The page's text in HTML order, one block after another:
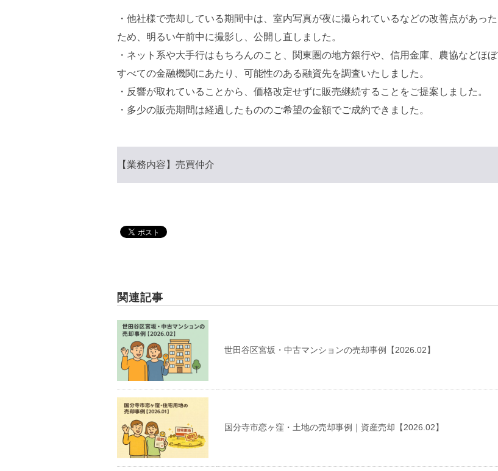
・他社様で売却している期間中は、室内写真が夜に撮られているなどの改善点があった
ため、明るい午前中に撮影し、公開し直しました。
・ネット系や大手行はもちろんのこと、関東圏の地方銀行や、信用金庫、農協などほぼ
すべての金融機関にあたり、可能性のある融資先を調査いたしました。
・反響が取れていることから、価格改定せずに販売継続することをご提案しました。
・多少の販売期間は経過したもののご希望の金額でご成約できました。
【業務内容】売買仲介
関連記事
世田谷区宮坂・中古マンションの売却事例【2026.02】
国分寺市恋ヶ窪・土地の売却事例｜資産売却【2026.02】